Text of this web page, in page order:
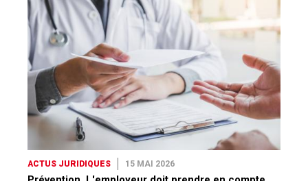
ACTUS JURIDIQUES 15 MAI 2026